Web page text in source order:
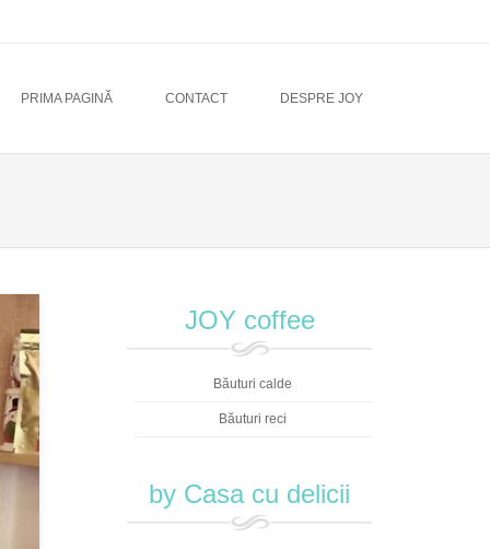
PRIMA PAGINĂ CONTACT DESPRE JOY
JOY coffee
Băuturi calde
Băuturi reci
by Casa cu delicii